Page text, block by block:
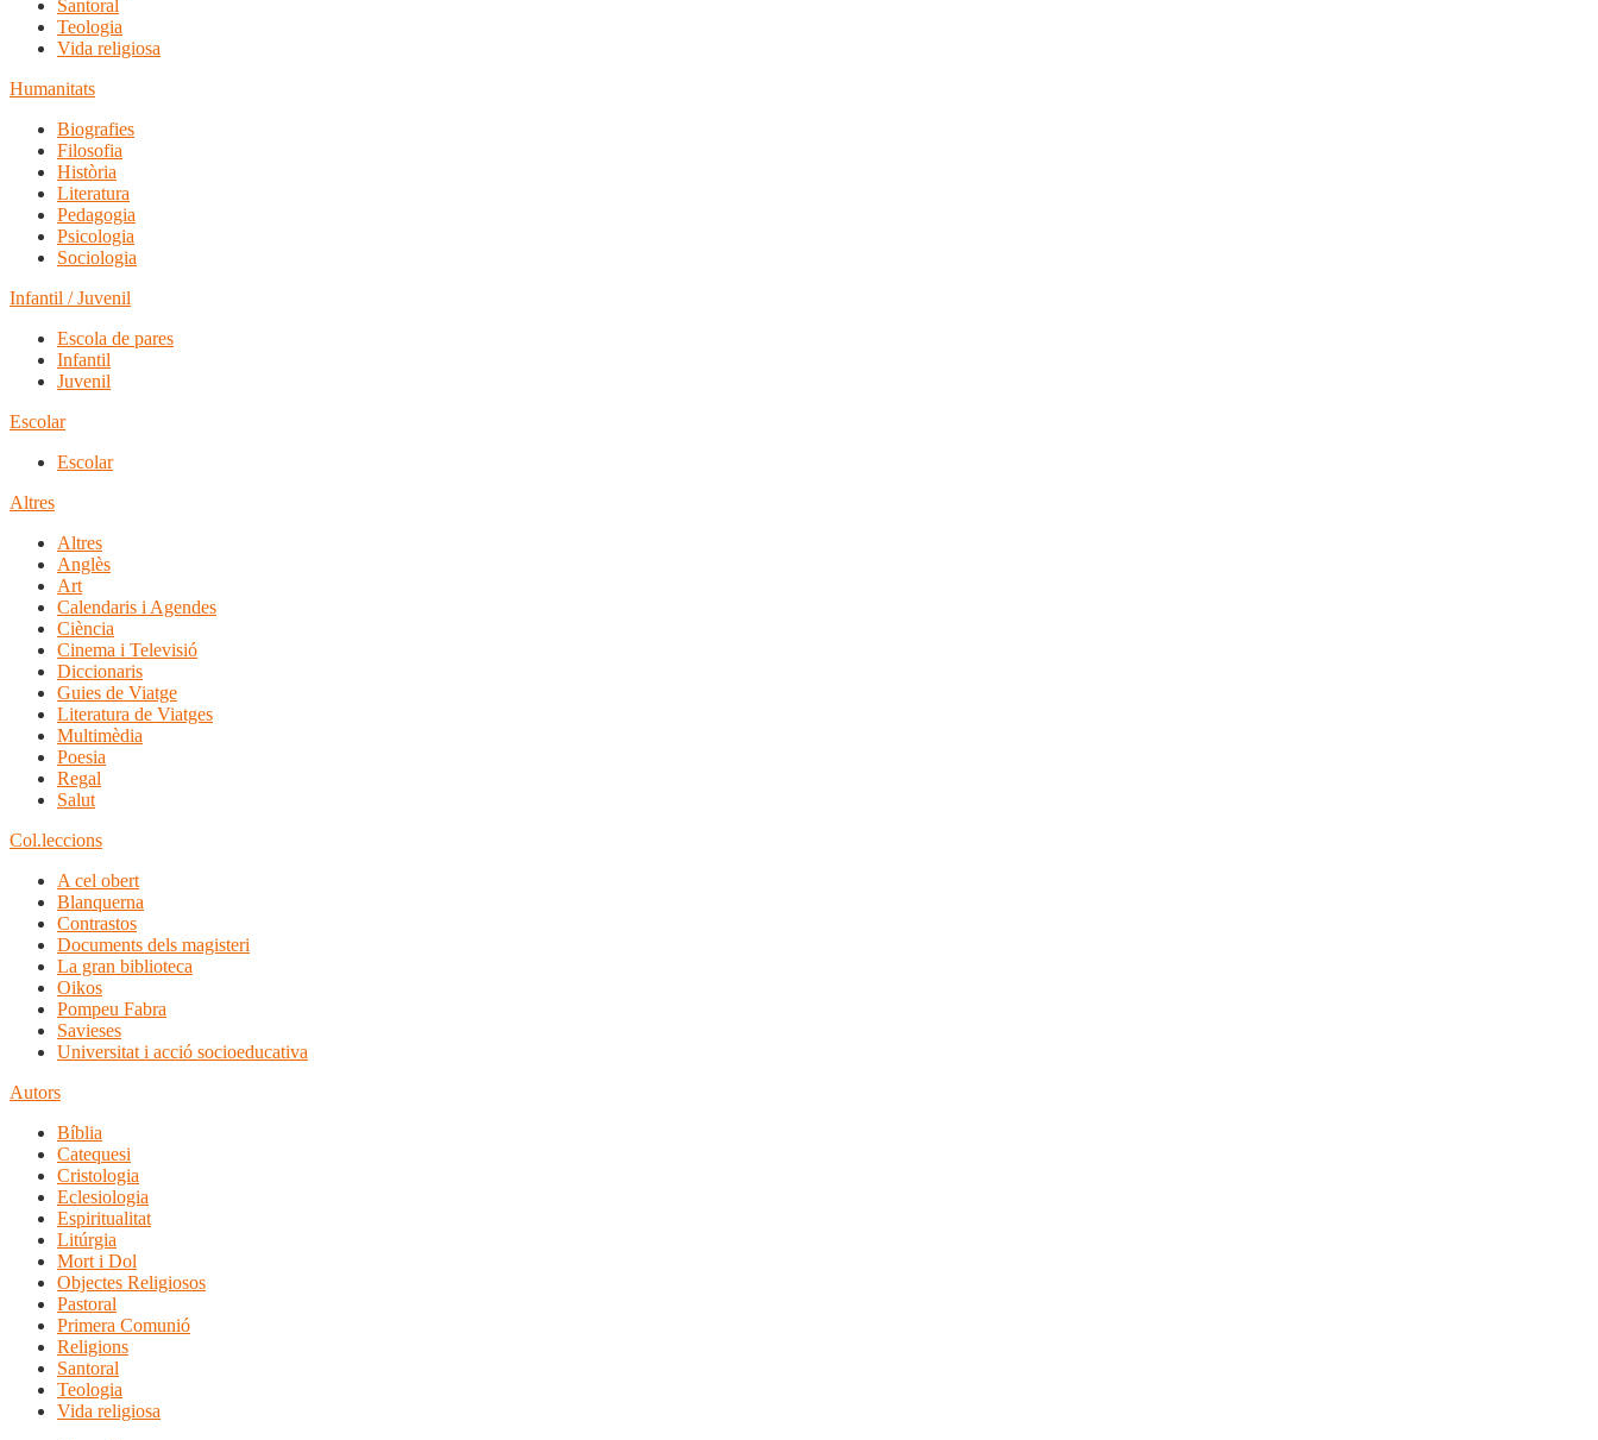
Santoral
Teologia
Vida religiosa
Humanitats
Biografies
Filosofia
Història
Literatura
Pedagogia
Psicologia
Sociologia
Infantil / Juvenil
Escola de pares
Infantil
Juvenil
Escolar
Escolar
Altres
Altres
Anglès
Art
Calendaris i Agendes
Ciència
Cinema i Televisió
Diccionaris
Guies de Viatge
Literatura de Viatges
Multimèdia
Poesia
Regal
Salut
Col.leccions
A cel obert
Blanquerna
Contrastos
Documents dels magisteri
La gran biblioteca
Oikos
Pompeu Fabra
Savieses
Universitat i acció socioeducativa
Autors
Bíblia
Catequesi
Cristologia
Eclesiologia
Espiritualitat
Litúrgia
Mort i Dol
Objectes Religiosos
Pastoral
Primera Comunió
Religions
Santoral
Teologia
Vida religiosa